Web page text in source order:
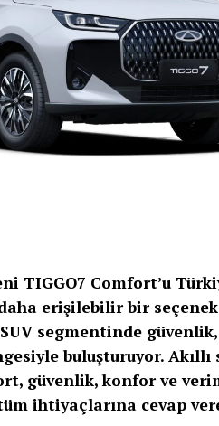
Comfort’u
erişilebilir bir
segmentinde
buluşturuyor. Akıllı
güvenlik, konfor ve
ihtiyaçlarına cevap